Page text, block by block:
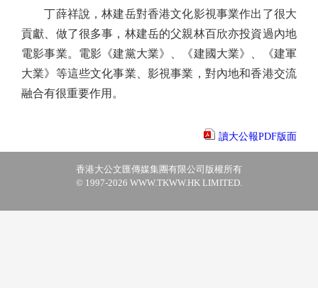
丁薛祥說，林建岳對香港文化影視事業作出了很大
貢獻、做了很多事，林建岳的父親林百欣亦投資過內地
電影事業。電影《建黨大業》、《建國大業》、《建軍
大業》等這些文化事業、影視事業，對內地和香港交流
融合有很重要作用。
讀大公報PDF版面
香港大公文匯傳媒集團有限公司版權所有
© 1997-2026 WWW.TKWW.HK LIMITED.